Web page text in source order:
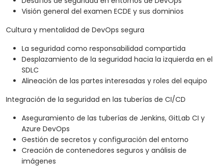
Visión general del examen ECDE y sus dominios
Cultura y mentalidad de DevOps segura
La seguridad como responsabilidad compartida
Desplazamiento de la seguridad hacia la izquierda en el
SDLC
Alineación de las partes interesadas y roles del equipo
Integración de la seguridad en las tuberías de CI/CD
Aseguramiento de las tuberías de Jenkins, GitLab CI y
Azure DevOps
Gestión de secretos y configuración del entorno
Creación de contenedores seguros y análisis de
imágenes